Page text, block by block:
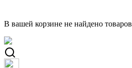
В вашей корзине не найдено товаров